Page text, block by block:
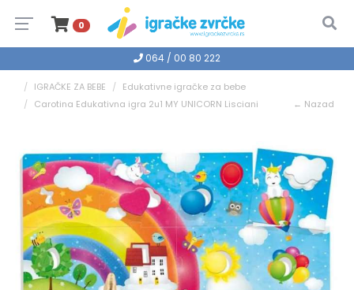
0
064 / 00 80 222
IGRAČKE ZA BEBE
Edukativne igračke za bebe
Carotina Edukativna igra 2u1 MY UNICORN Lisciani
← Nazad